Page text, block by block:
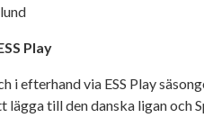
Play
i efterhand via ESS Play
lägga till den danska ligan och